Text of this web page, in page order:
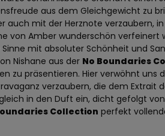
aus dem Gleichgewicht zu
auch mit der Herznote verzaubern,
von Amber wunderschön
mit absoluter Schönheit und
Nishane aus der No Boundaries
zu präsentieren. Hier verwöhnt
verzaubern, die dem
in den Duft ein, dicht gefolgt
Collection perfekt